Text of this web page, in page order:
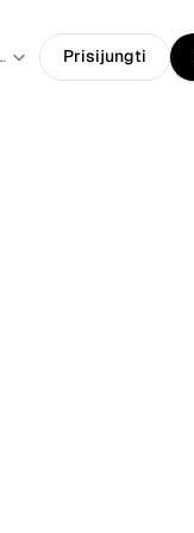
Prisijungti